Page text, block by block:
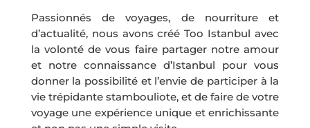
Passionnés de voyages, de nourriture et
d’actualité, nous avons créé Too Istanbul avec
la volonté de vous faire partager notre amour
et notre connaissance d’Istanbul pour vous
donner la possibilité et l’envie de participer à la
vie trépidante stambouliote, et de faire de votre
voyage une expérience unique et enrichissante